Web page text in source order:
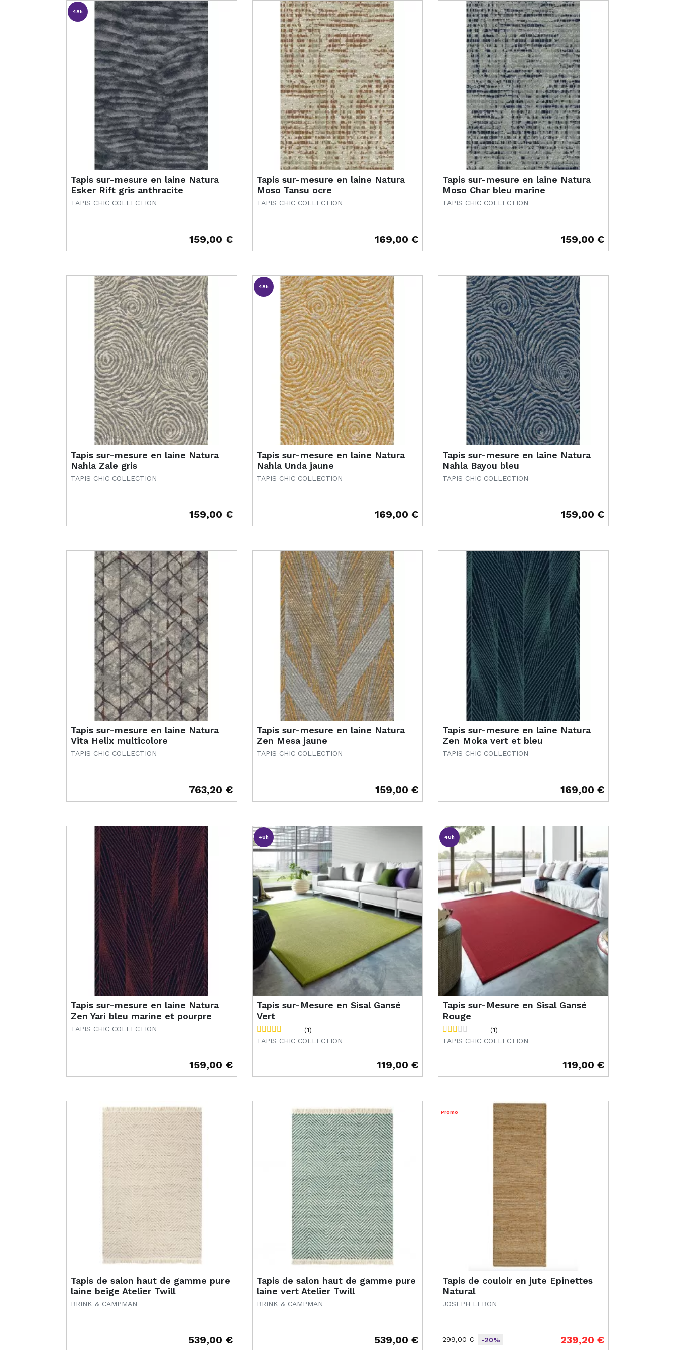
Tapis sur-mesure en laine Natura
Esker Rift gris anthracite
TAPIS CHIC COLLECTION
159,00 €
48h
Tapis sur-mesure en laine Natura
Moso Tansu ocre
TAPIS CHIC COLLECTION
169,00 €
Tapis sur-mesure en laine Natura
Moso Char bleu marine
TAPIS CHIC COLLECTION
159,00 €
Tapis sur-mesure en laine Natura
Nahla Zale gris
TAPIS CHIC COLLECTION
159,00 €
Tapis sur-mesure en laine Natura
Nahla Unda jaune
TAPIS CHIC COLLECTION
169,00 €
48h
Tapis sur-mesure en laine Natura
Nahla Bayou bleu
TAPIS CHIC COLLECTION
159,00 €
Tapis sur-mesure en laine Natura
Vita Helix multicolore
TAPIS CHIC COLLECTION
763,20 €
Tapis sur-mesure en laine Natura
Zen Mesa jaune
TAPIS CHIC COLLECTION
159,00 €
Tapis sur-mesure en laine Natura
Zen Moka vert et bleu
TAPIS CHIC COLLECTION
169,00 €
Tapis sur-mesure en laine Natura
Zen Yari bleu marine et pourpre
TAPIS CHIC COLLECTION
159,00 €
Tapis sur-Mesure en Sisal Gansé
Vert
(1)
TAPIS CHIC COLLECTION
119,00 €
48h
Tapis sur-Mesure en Sisal Gansé
Rouge
(1)
TAPIS CHIC COLLECTION
119,00 €
48h
Tapis de salon haut de gamme pure
laine beige Atelier Twill
BRINK & CAMPMAN
539,00 €
Tapis de salon haut de gamme pure
laine vert Atelier Twill
BRINK & CAMPMAN
539,00 €
Tapis de couloir en jute Epinettes
Natural
JOSEPH LEBON
Prix de base
299,00 €
Prix -20% 239,20 €
Promo